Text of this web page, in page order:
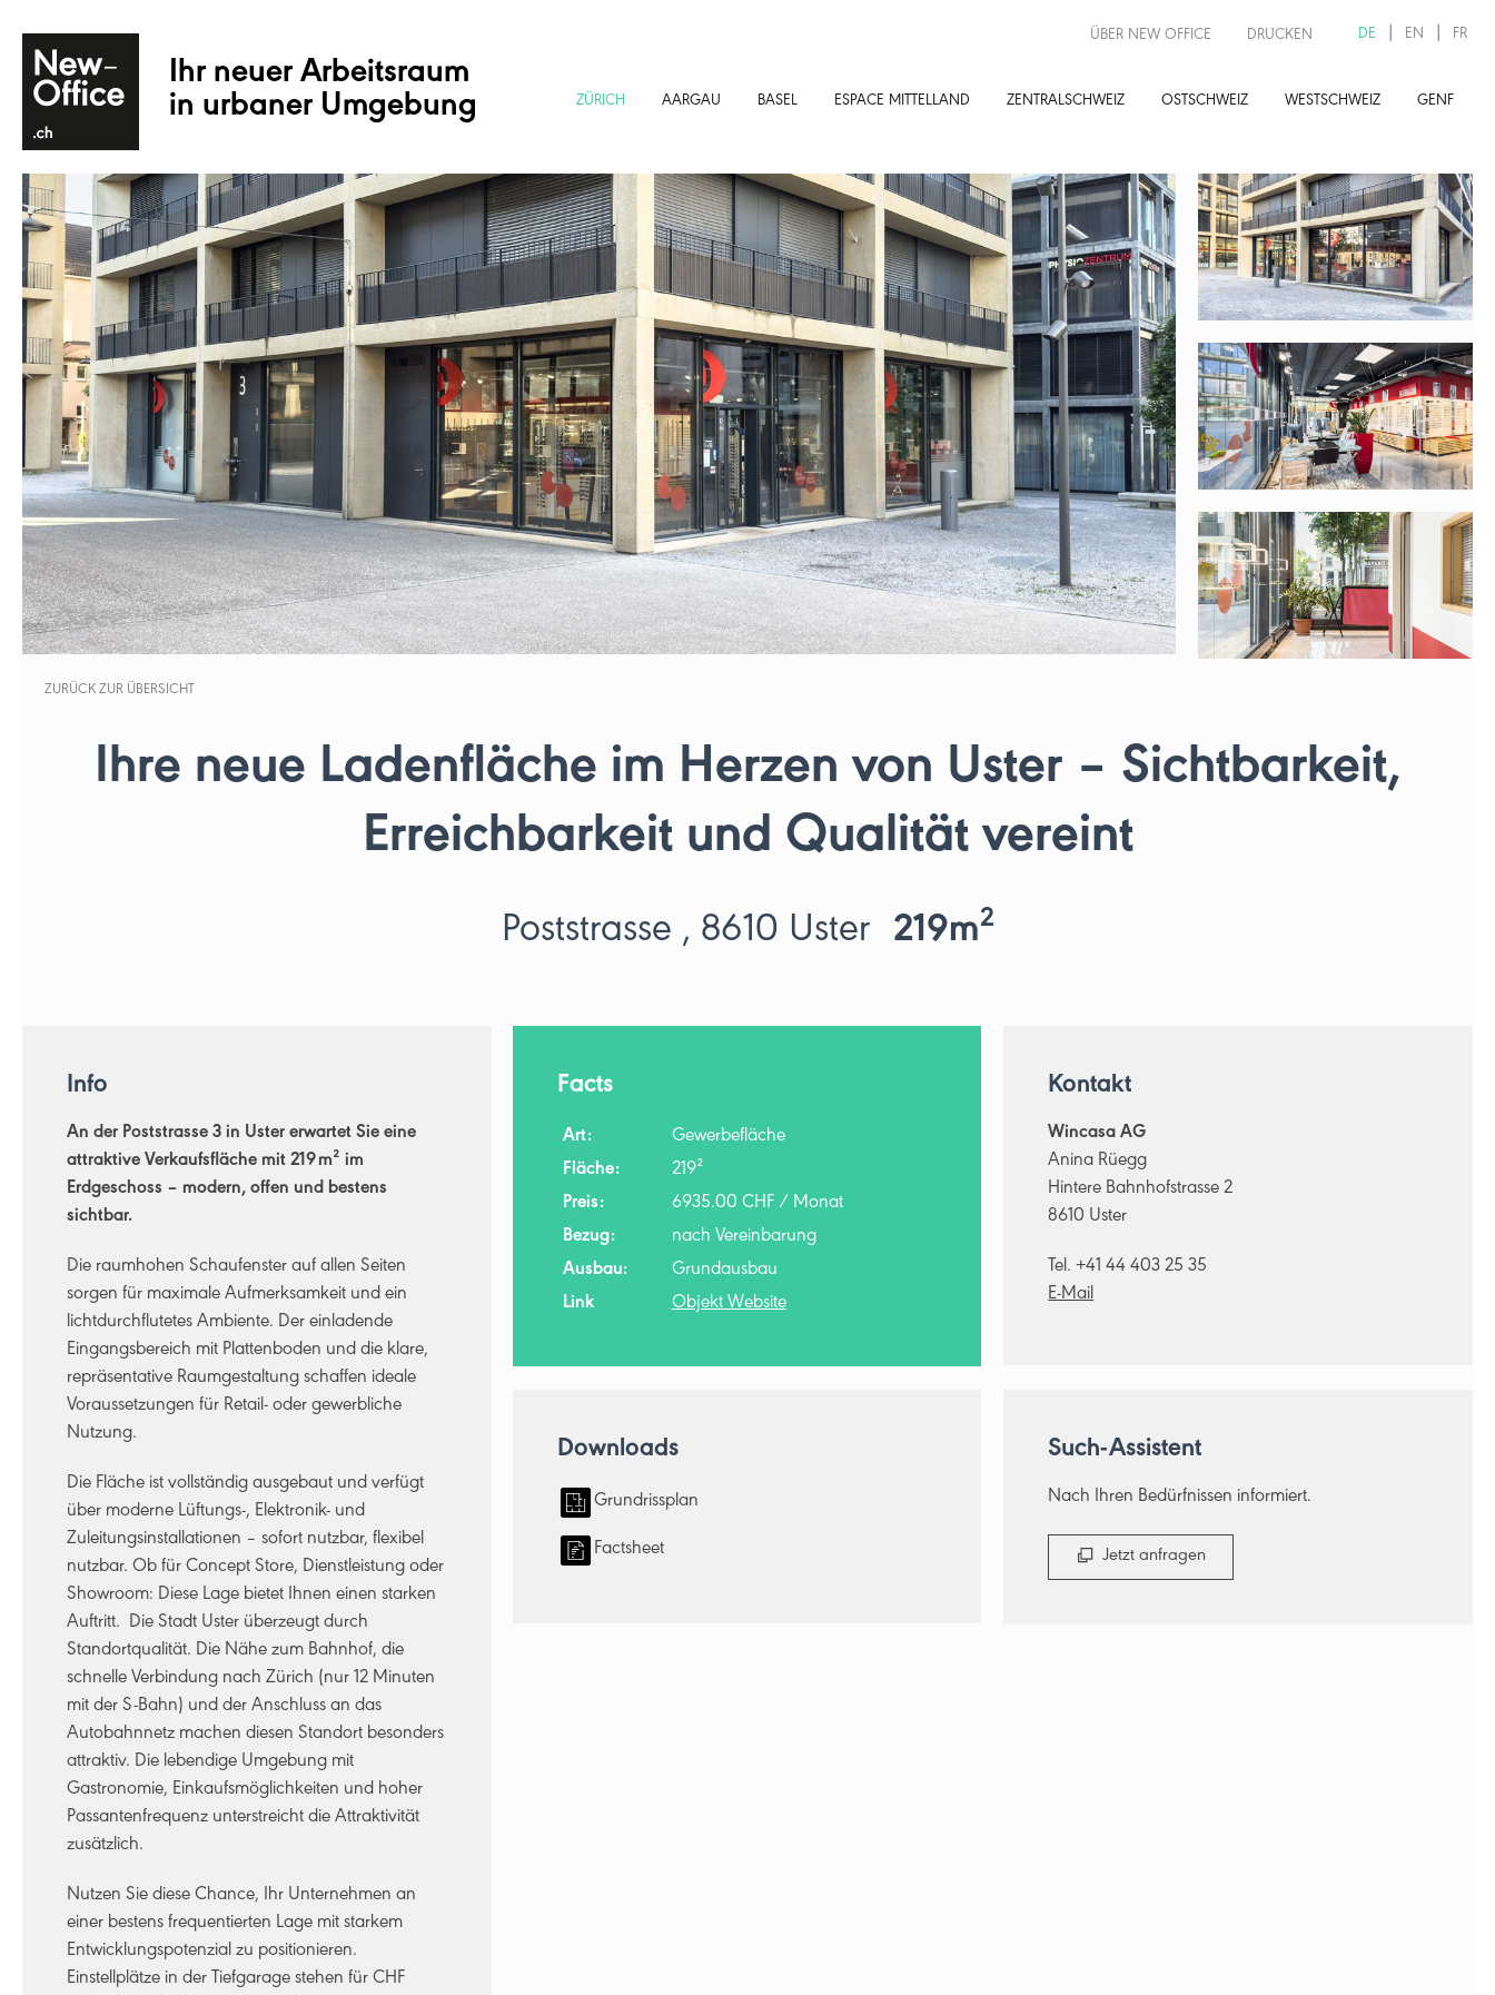
Ihr neuer Arbeitsraum
in urbaner Umgebung
DE EN FR
ÜBER NEW OFFICE DRUCKEN
ZÜRICH AARGAU BASEL ESPACE MITTELLAND ZENTRALSCHWEIZ OSTSCHWEIZ WESTSCHWEIZ GENF
Ihre neue Ladenfläche im Herzen von Uster – Sichtbarkeit,
Erreichbarkeit und Qualität vereint
Poststrasse , 8610 Uster 219m2
Info
An der Poststrasse 3 in Uster erwartet Sie eine
attraktive Verkaufsfläche mit 219 m² im
Erdgeschoss – modern, offen und bestens
sichtbar.
Die raumhohen Schaufenster auf allen Seiten
sorgen für maximale Aufmerksamkeit und ein
lichtdurchflutetes Ambiente. Der einladende
Eingangsbereich mit Plattenboden und die klare,
repräsentative Raumgestaltung schaffen ideale
Voraussetzungen für Retail- oder gewerbliche
Nutzung.
Die Fläche ist vollständig ausgebaut und verfügt
über moderne Lüftungs-, Elektronik- und
Zuleitungsinstallationen – sofort nutzbar, flexibel
nutzbar. Ob für Concept Store, Dienstleistung oder
Showroom: Diese Lage bietet Ihnen einen starken
Auftritt. Die Stadt Uster überzeugt durch
Standortqualität. Die Nähe zum Bahnhof, die
schnelle Verbindung nach Zürich (nur 12 Minuten
mit der S-Bahn) und der Anschluss an das
Autobahnnetz machen diesen Standort besonders
attraktiv. Die lebendige Umgebung mit
Gastronomie, Einkaufsmöglichkeiten und hoher
Passantenfrequenz unterstreicht die Attraktivität
zusätzlich.
Nutzen Sie diese Chance, Ihr Unternehmen an
einer bestens frequentierten Lage mit starkem
Entwicklungspotenzial zu positionieren.
Einstellplätze in der Tiefgarage stehen für CHF
Facts
Art:
Gewerbefläche
Fläche:
219²
Preis:
6935.00 CHF / Monat
Bezug:
nach Vereinbarung
Ausbau:
Grundausbau
Link
Objekt Website
Kontakt
Wincasa AG
Anina Rüegg
Hintere Bahnhofstrasse 2
8610 Uster
Tel. +41 44 403 25 35
E-Mail
Downloads
Grundrissplan
Factsheet
Such-Assistent
Nach Ihren Bedürfnissen informiert.
Jetzt anfragen
ZURÜCK ZUR ÜBERSICHT